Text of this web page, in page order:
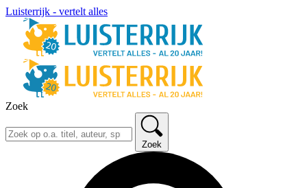
Luisterrijk - vertelt alles
Zoek
Zoek